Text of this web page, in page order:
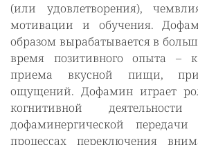
(или удовлетворения),
мотивации и обучения.
образом вырабатывается в
время позитивного опыта –
приема вкусной пищи,
ощущений. Дофамин играет
когнитивной
дофаминергической
процессах переключения